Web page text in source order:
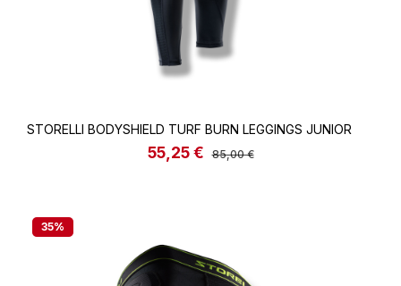
STORELLI BODYSHIELD TURF BURN LEGGINGS JUNIOR
Verkaufspreis:
55,25 € Regulärer Preis:
85,00 €
35%